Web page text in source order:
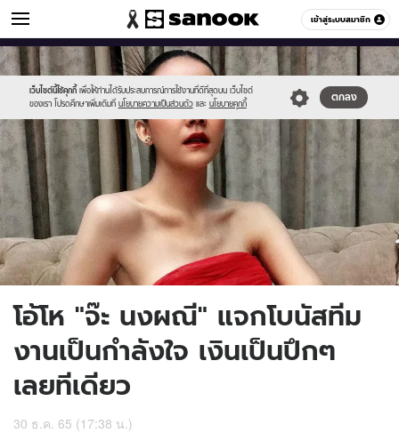
เข้าสู่ระบบสมาชิก
ข่าวบันเทิง หมวดอื่นๆ
เว็บไซต์นี้ใช้คุกกี้ เพื่อให้ท่านได้รับประสบการณ์การใช้งานที่ดีที่สุดบน เว็บไซต์
ของเรา โปรดศึกษาเพิ่มเติมที่ นโยบายความเป็นส่วนตัว และ นโยบายคุกกี้
ตกลง
Sanook
//s.isanook.com/sr/0/images/logo-
new-
sanook.png
600
60
//s.isanook.com/ns/0/ud/1742/8710998/9.jpg
โอ้โห "จ๊ะ นงผณี" แจกโบนัสทีม
งานเป็นกำลังใจ เงินเป็นปึกๆ
เลยทีเดียว
30 ธ.ค. 65 (17:38 น.)